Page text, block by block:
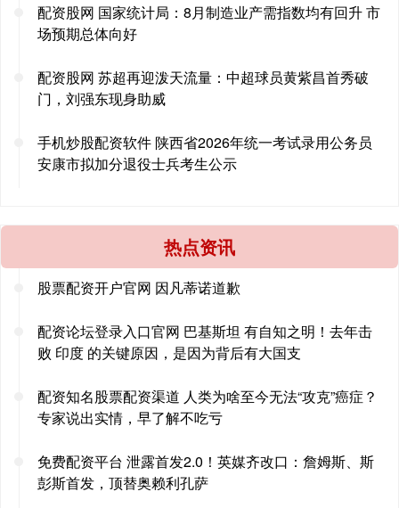
配资股网 国家统计局：8月制造业产需指数均有回升 市
场预期总体向好
配资股网 苏超再迎泼天流量：中超球员黄紫昌首秀破
门，刘强东现身助威
手机炒股配资软件 陕西省2026年统一考试录用公务员
安康市拟加分退役士兵考生公示
热点资讯
股票配资开户官网 因凡蒂诺道歉
配资论坛登录入口官网 巴基斯坦 有自知之明！去年击
败 印度 的关键原因，是因为背后有大国支
配资知名股票配资渠道 人类为啥至今无法“攻克”癌症？
专家说出实情，早了解不吃亏
免费配资平台 泄露首发2.0！英媒齐改口：詹姆斯、斯
彭斯首发，顶替奥赖利孔萨